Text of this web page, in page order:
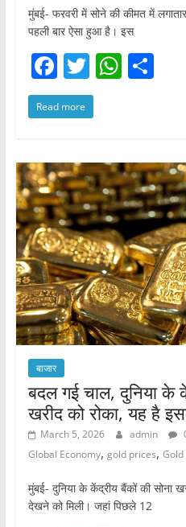
मुंबई- फरवरी में सोने की कीमत में
पहली बार ऐसा हुआ है। इस
F
a
c
b
o
o
k
T
w
itt
W
A
p
p
S
Read more
बाजार
बदल गई चाल, दुनिया के
खरीद को रोका, यह है
March 5, 2026 admin
Global Economy, gold prices, Gold
मुंबई- दुनिया के केंद्रीय बैंकों की सोना
देखने को मिली। जहां पिछले 12